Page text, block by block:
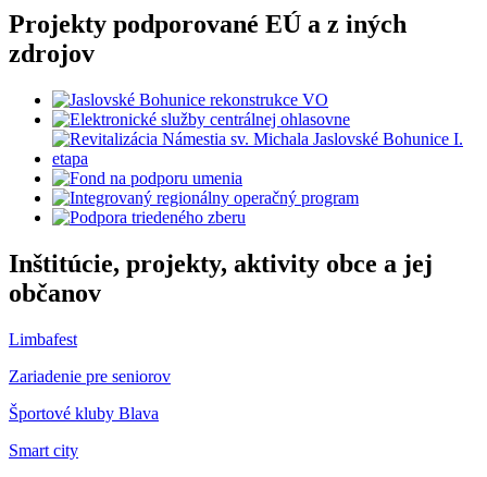
Projekty podporované EÚ a z iných
zdrojov
Inštitúcie, projekty, aktivity obce a jej
občanov
Limbafest
Zariadenie pre seniorov
Športové kluby Blava
Smart city